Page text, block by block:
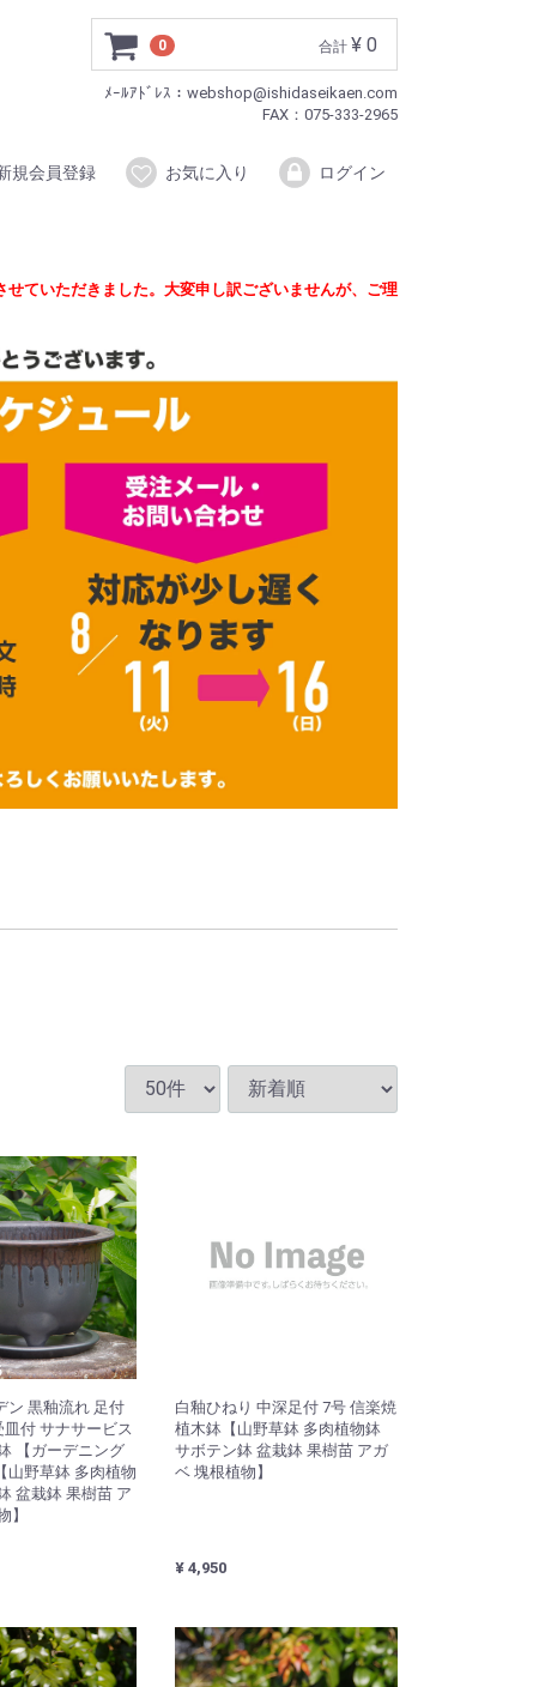
0 合計 ¥ 0
ﾒｰﾙｱﾄﾞﾚｽ：webshop@ishidaseikaen.com
FAX：075-333-2965
規会員登録 お気に入り ログイン
ていただきました。大変申し訳ございませんが、ご理
ン 黒釉流れ 足付
付 サナサービス
【ガーデニング
山野草鉢 多肉植物
盆栽鉢 果樹苗 ア
】
白釉ひねり 中深足付 7号 信楽焼
植木鉢【山野草鉢 多肉植物鉢
サボテン鉢 盆栽鉢 果樹苗 アガ
ベ 塊根植物】
¥ 4,950